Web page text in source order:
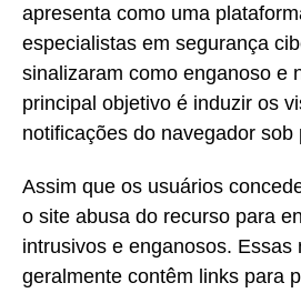
apresenta como uma
especialistas em segurança
sinalizaram como enganoso e
principal objetivo é induzir os
notificações do navegador sob
Assim que os usuários
o site abusa do recurso para
intrusivos e enganosos. Essas
geralmente contêm links para